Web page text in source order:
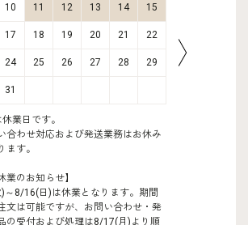
10 11 12 13 14 15
17 18 19 20 21 22
24 25 26 27 28 29
31
業日です。
合わせ対応および発送業務はお休み
ます。
業のお知らせ】
～8/16(日)は休業となります。期間
文は可能ですが、お問い合わせ・発
の受付および処理は8/17(月)より順